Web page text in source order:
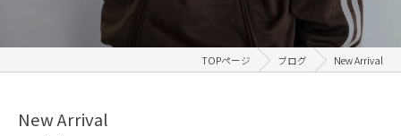
TOPページ ブログ New Arrival
New Arrival